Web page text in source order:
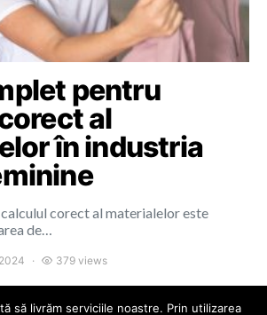
pentru
al
în industria
corect al materialelor este
de…
379 views
să livrăm serviciile noastre. Prin utilizarea